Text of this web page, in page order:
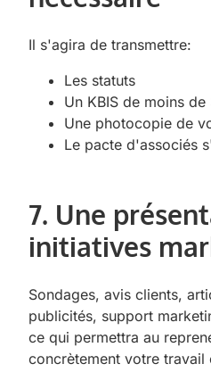
Il s'agira de transmettre:
Les statuts
Un KBIS de moins
Une photocopie de
Le pacte d'associés
7. Une
initiatives
Sondages, avis clients,
publicités, support
ce qui permettra au
concrètement votre travail